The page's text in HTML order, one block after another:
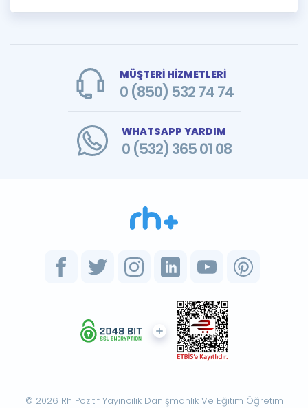
MÜŞTERİ HİZMETLERİ
0 (850) 532 74 74
WHATSAPP YARDIM
0 (532) 365 01 08
© 2026 Rh Pozitif Yayıncılık Danışmanlık Ve Eğitim Öğretim